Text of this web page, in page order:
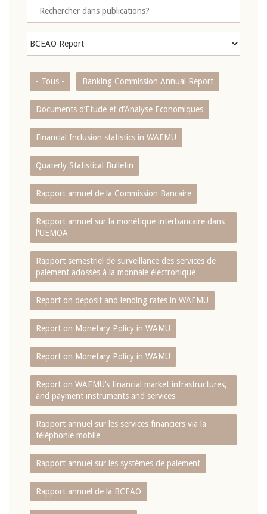
- Tous - Banking Commission Annual Report
Documents d’Etude et d’Analyse Economiques
Financial Inclusion statistics in WAEMU
Quaterly Statistical Bulletin
Rapport annuel de la Commission Bancaire
Rapport annuel sur la monétique interbancaire dans
l'UEMOA
Rapport semestriel de surveillance des services de
paiement adossés à la monnaie électronique
Report on deposit and lending rates in WAEMU
Report on Monetary Policy in WAMU
Report on Monetary Policy in WAMU
Report on WAEMU’s financial market infrastructures,
and payment instruments and services
Rapport annuel sur les services financiers via la
téléphonie mobile
Rapport annuel sur les systèmes de paiement
Rapport annuel de la BCEAO